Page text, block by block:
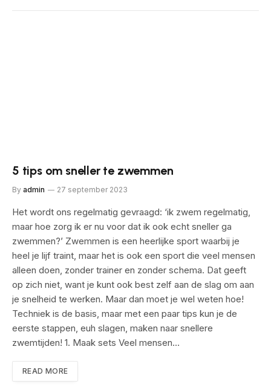
5 tips om sneller te zwemmen
By admin 27 september 2023
Het wordt ons regelmatig gevraagd: ‘ik zwem regelmatig,
maar hoe zorg ik er nu voor dat ik ook echt sneller ga
zwemmen?’ Zwemmen is een heerlijke sport waarbij je
heel je lijf traint, maar het is ook een sport die veel mensen
alleen doen, zonder trainer en zonder schema. Dat geeft
op zich niet, want je kunt ook best zelf aan de slag om aan
je snelheid te werken. Maar dan moet je wel weten hoe!
Techniek is de basis, maar met een paar tips kun je de
eerste stappen, euh slagen, maken naar snellere
zwemtijden! 1. Maak sets Veel mensen…
READ MORE